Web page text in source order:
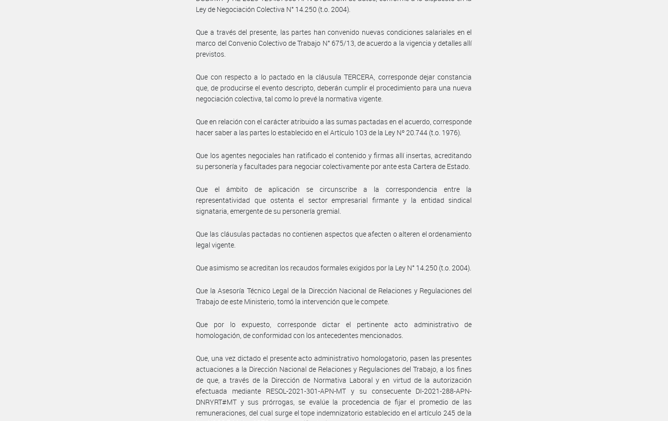
Ley de Negociación Colectiva N° 14.250 (t.o. 2004).
Que a través del presente, las partes han convenido nuevas condiciones salariales en el
marco del Convenio Colectivo de Trabajo N° 675/13, de acuerdo a la vigencia y detalles allí
previstos.
Que con respecto a lo pactado en la cláusula TERCERA, corresponde dejar constancia
que, de producirse el evento descripto, deberán cumplir el procedimiento para una nueva
negociación colectiva, tal como lo prevé la normativa vigente.
Que en relación con el carácter atribuido a las sumas pactadas en el acuerdo, corresponde
hacer saber a las partes lo establecido en el Artículo 103 de la Ley Nº 20.744 (t.o. 1976).
Que los agentes negociales han ratificado el contenido y firmas allí insertas, acreditando
su personería y facultades para negociar colectivamente por ante esta Cartera de Estado.
Que el ámbito de aplicación se circunscribe a la correspondencia entre la
representatividad que ostenta el sector empresarial firmante y la entidad sindical
signataria, emergente de su personería gremial.
Que las cláusulas pactadas no contienen aspectos que afecten o alteren el ordenamiento
legal vigente.
Que asimismo se acreditan los recaudos formales exigidos por la Ley N° 14.250 (t.o. 2004).
Que la Asesoría Técnico Legal de la Dirección Nacional de Relaciones y Regulaciones del
Trabajo de este Ministerio, tomó la intervención que le compete.
Que por lo expuesto, corresponde dictar el pertinente acto administrativo de
homologación, de conformidad con los antecedentes mencionados.
Que, una vez dictado el presente acto administrativo homologatorio, pasen las presentes
actuaciones a la Dirección Nacional de Relaciones y Regulaciones del Trabajo, a los fines
de que, a través de la Dirección de Normativa Laboral y en virtud de la autorización
efectuada mediante RESOL-2021-301-APN-MT y su consecuente DI-2021-288-APN-
DNRYRT#MT y sus prórrogas, se evalúe la procedencia de fijar el promedio de las
remuneraciones, del cual surge el tope indemnizatorio establecido en el artículo 245 de la